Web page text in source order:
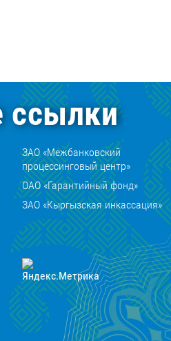
ЗАО «Межбанковский
процессинговый центр»
ОАО «Гарантийный фонд»
ЗАО «Кыргызская инкассация»